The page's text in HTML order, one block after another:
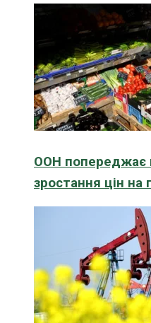
ООН попереджає
зростання цін на